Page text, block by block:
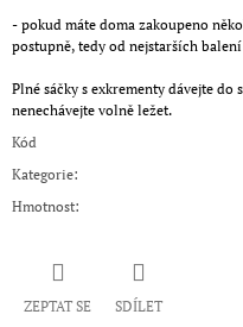
- pokud máte doma zakoupeno
postupně, tedy od nejstarších balení
Plné sáčky s exkrementy dávejte do
nenechávejte volně ležet.
Kód
Kategorie:
Hmotnost:
ZEPTAT SE SDÍLET